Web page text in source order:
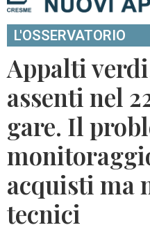
L'OSSERVATORIO
Appalti
assenti nel
gare. Il
acquisti ma
tecnici